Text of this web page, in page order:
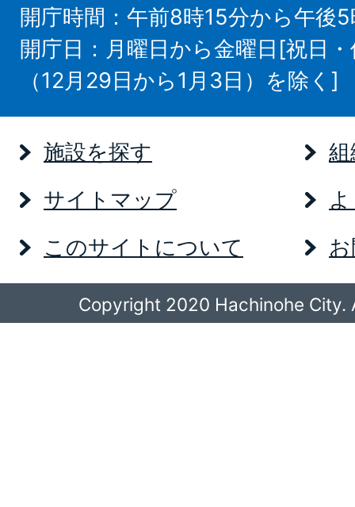
開庁時間：午前8時15分から午後
開庁日：月曜日から金曜日[祝日
（12月29日から1月3日）を除く]
施設を探す
サイトマップ
このサイトについて
Copyright 2020 Hachinohe City.